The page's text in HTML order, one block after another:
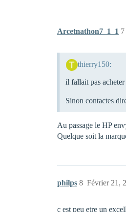
Arcetnathon7_1_1 7
thierry150:
il fallait pas
Sinon contactes
Au passage le HP
Quelque soit la
philps Février 21,
8
c est peu etre un